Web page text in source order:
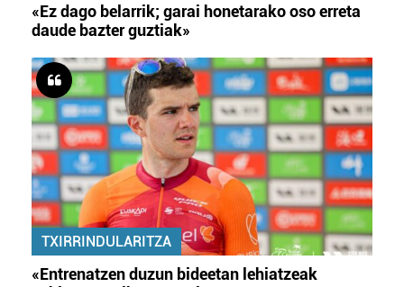
«Ez dago belarrik; garai honetarako oso erreta
daude bazter guztiak»
TXIRRINDULARITZA
«Entrenatzen duzun bideetan lehiatzeak